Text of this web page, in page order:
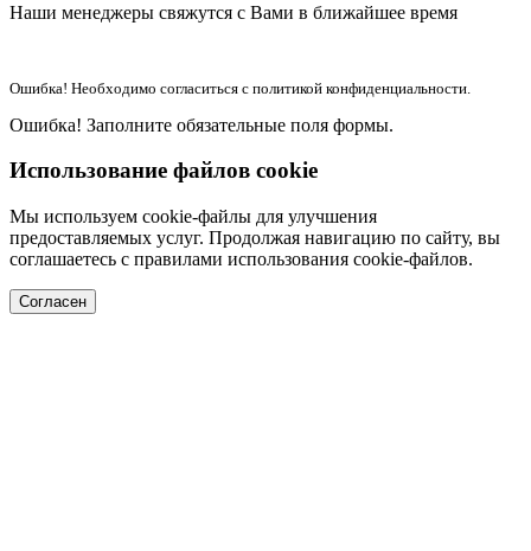
Наши менеджеры свяжутся с Вами в ближайшее время
Ошибка! Необходимо согласиться с политикой конфиденциальности.
Ошибка! Заполните обязательные поля формы.
Использование файлов cookie
Мы используем cookie-файлы для улучшения
предоставляемых услуг. Продолжая навигацию по сайту, вы
соглашаетесь с правилами использования cookie-файлов.
Согласен